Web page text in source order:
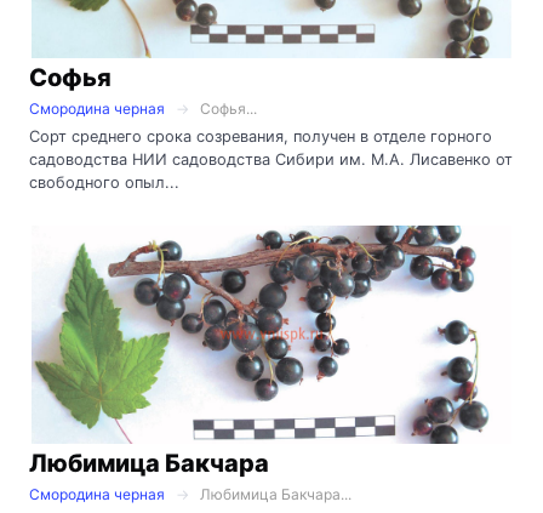
Софья
Смородина черная
Софья...
Сорт среднего срока созревания, получен в отделе горного
садоводства НИИ садоводства Сибири им. М.А. Лисавенко от
свободного опыл...
Любимица Бакчара
Смородина черная
Любимица Бакчара...